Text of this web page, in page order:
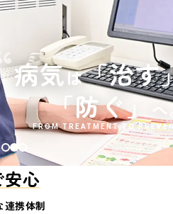
病気は「治す
「防ぐ」
FROM TREATMENT TO
心
連携体制